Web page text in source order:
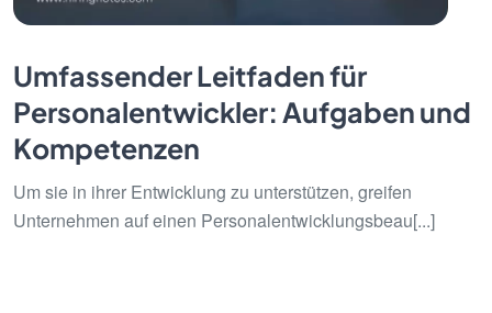
Umfassender Leitfaden für
Personalentwickler: Aufgaben und
Kompetenzen
Um sie in ihrer Entwicklung zu unterstützen, greifen
Unternehmen auf einen Personalentwicklungsbeau[...]